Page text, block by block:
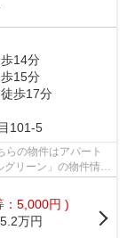
歩14分
歩15分
徒歩17分
101-5
らの物件はアパート
リーン」の物件情報
：5,000円 )
5.2万円